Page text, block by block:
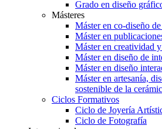
Grado en diseño
Másteres
Máster en co-diseño
Máster en
Máster en creatividad
Máster en diseño de
Máster en diseño
Máster en artesanía,
sostenible de la
Ciclos Formativos
Ciclo de Joyería
Ciclo de Fotografía